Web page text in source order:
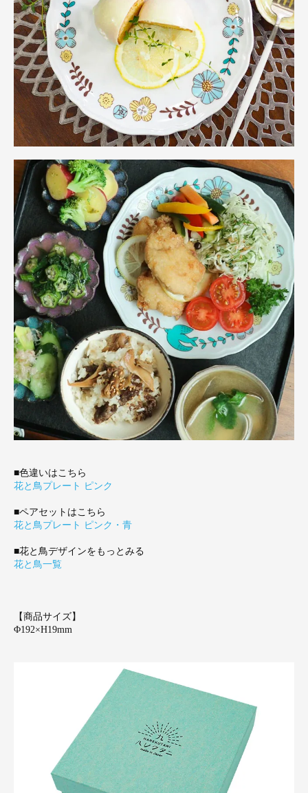
■色違いはこちら
花と鳥プレート ピンク
■ペアセットはこちら
花と鳥プレート ピンク・青
■花と鳥デザインをもっとみる
花と鳥一覧
【商品サイズ】
Φ192×H19mm